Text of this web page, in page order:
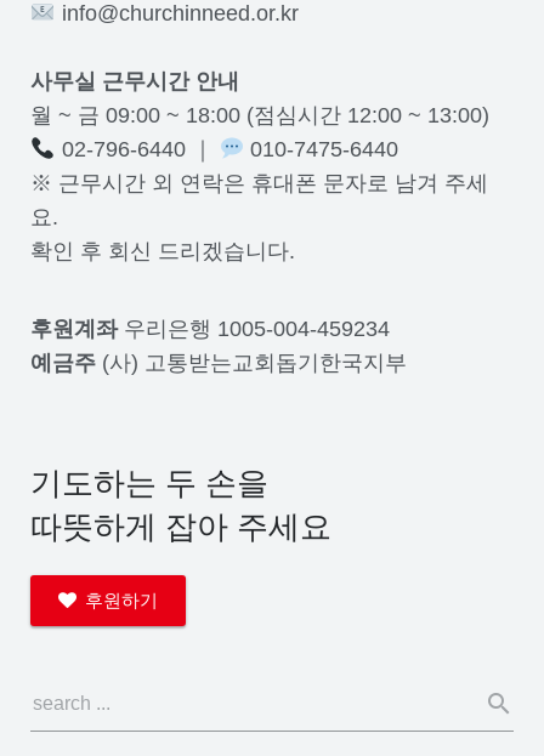
info@churchinneed.or.kr
사무실 근무시간 안내
월 ~ 금 09:00 ~ 18:00 (점심시간 12:00 ~ 13:00)
02-796-6440 ｜
010-7475-6440
※ 근무시간 외 연락은 휴대폰 문자로 남겨 주세
요.
확인 후 회신 드리겠습니다.
후원계좌우리은행 1005-004-459234
예금주 (사) 고통받는교회돕기한국지부
기도하는 두 손을
따뜻하게 잡아 주세요
후원하기